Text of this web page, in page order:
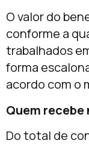
O valor do
conforme a
trabalhados
forma
acordo com o
Quem
Do total de